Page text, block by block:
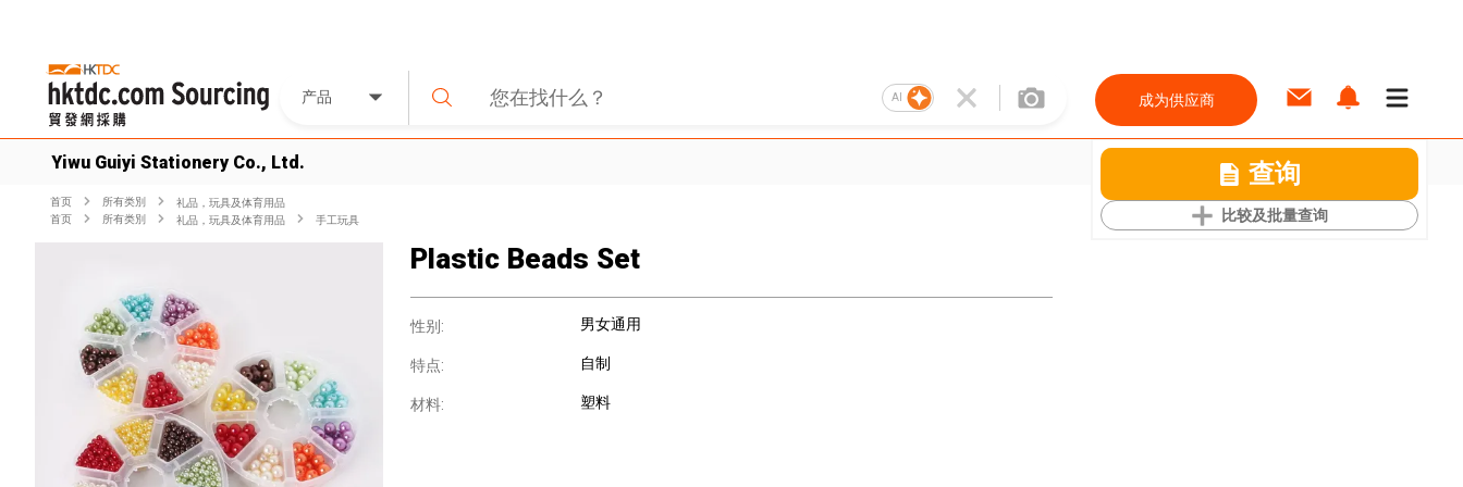
产品 AI 成为供应商
Yiwu Guiyi Stationery Co., Ltd. 查询
比较及批量查询
首页 所有类別
礼品，玩具及体育用品
首页
所有类別 礼品，玩具及体育用品 手工玩具
Plastic Beads Set
性别: 男女通用
特点: 自制
材料: 塑料